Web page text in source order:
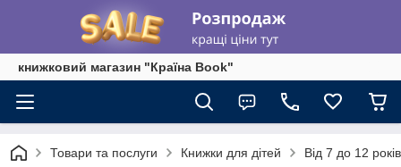
книжковий магазин "Країна Book"
Товари та послуги Книжки для дітей Від 7 до 12 років